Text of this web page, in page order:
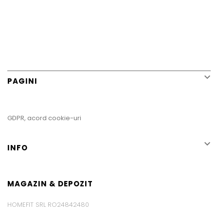
PAGINI 
GDPR, acord cookie-uri
INFO 
MAGAZIN & DEPOZIT
HOMEFIT SRL RO24842480